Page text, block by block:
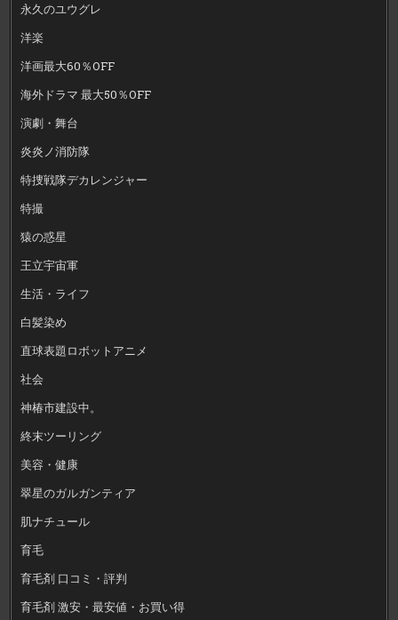
永久のユウグレ
洋楽
洋画最大60％OFF
海外ドラマ 最大50％OFF
演劇・舞台
炎炎ノ消防隊
特捜戦隊デカレンジャー
特撮
猿の惑星
王立宇宙軍
生活・ライフ
白髪染め
直球表題ロボットアニメ
社会
神椿市建設中。
終末ツーリング
美容・健康
翠星のガルガンティア
肌ナチュール
育毛
育毛剤 口コミ・評判
育毛剤 激安・最安値・お買い得